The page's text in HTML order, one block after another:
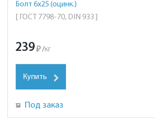
Болт 6х25 (оцинк.)
[ ГОСТ 7798-70, DIN 933 ]
239₽ /кг
Купить
Под заказ